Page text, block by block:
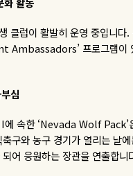
클럽이 활발히 운영 중입니다.
Ambassadors’ 프로그램이
심
에 속한‘Nevada Wolf Pack’
축구와 농구 경기가 열리는 날
어 응원하는 장관을 연출합니